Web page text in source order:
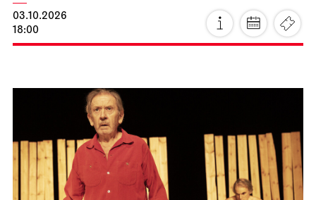
03.10.2026
18:00